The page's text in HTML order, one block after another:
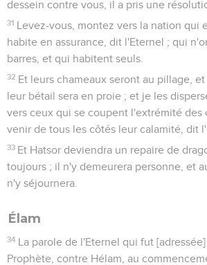
dessein contre vous, il a pris une
31 Levez-vous, montez vers la nation qui
habite en assurance, dit l'Eternel ; qui
barres, et qui habitent seuls.
32 Et leurs chameaux seront au pillage,
leur bétail sera en proie ; et je les
vers ceux qui se coupent l'extrémité des
venir de tous les côtés leur calamité, dit
33 Et Hatsor deviendra un repaire de
toujours ; il n'y demeurera personne, et
n'y séjournera.
Élam
34 La parole de l'Eternel qui fut
Prophète, contre Hélam, au